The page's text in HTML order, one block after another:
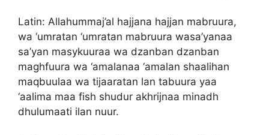
Latin: Allahummaj’al hajjana hajjan mabruura,
wa ‘umratan ‘umratan mabruura wasa’yanaa
sa’yan masykuuraa wa dzanban dzanban
maghfuura wa ‘amalanaa ‘amalan shaalihan
maqbuulaa wa tijaaratan lan tabuura yaa
‘aalima maa fish shudur akhrijnaa minadh
dhulumaati ilan nuur.